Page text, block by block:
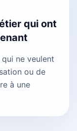
qui ont
qui ne veulent
ou de
à une